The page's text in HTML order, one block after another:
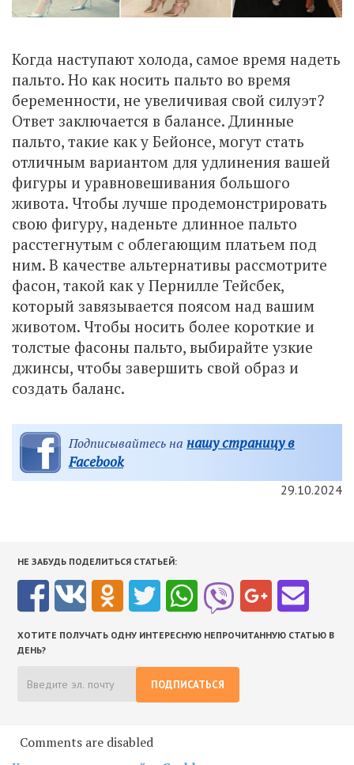
Когда наступают холода, самое время надеть
пальто. Но как носить пальто во время
беременности, не увеличивая свой силуэт?
Ответ заключается в балансе. Длинные
пальто, такие как у Бейонсе, могут стать
отличным вариантом для удлинения вашей
фигуры и уравновешивания большого
живота. Чтобы лучше продемонстрировать
свою фигуру, наденьте длинное пальто
расстегнутым с облегающим платьем под
ним. В качестве альтернативы рассмотрите
фасон, такой как у Пернилле Тейсбек,
который завязывается поясом над вашим
животом. Чтобы носить более короткие и
толстые фасоны пальто, выбирайте узкие
джинсы, чтобы завершить свой образ и
создать баланс.
Подписывайтесь на нашу страницу в
Facebook
29.10.2024
НЕ ЗАБУДЬ ПОДЕЛИТЬСЯ СТАТЬЕЙ:
ХОТИТЕ ПОЛУЧАТЬ ОДНУ ИНТЕРЕСНУЮ НЕПРОЧИТАННУЮ СТАТЬЮ В
ДЕНЬ?
ПОДПИСАТЬСЯ
Comments are disabled